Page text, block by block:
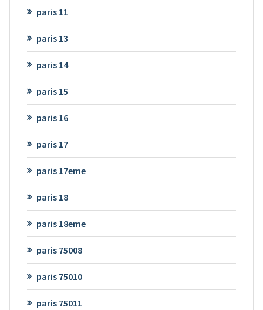
paris 11
paris 13
paris 14
paris 15
paris 16
paris 17
paris 17eme
paris 18
paris 18eme
paris 75008
paris 75010
paris 75011